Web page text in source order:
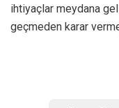
ihtiyaçlar meydana
geçmeden karar